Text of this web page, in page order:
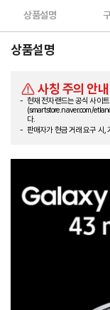
상품설명
상품설명
사칭 주의 안내
현재 전자랜드는 공식 사이
(smartstore.naver.com/
다.
판매자가 현금 거래 요구 시,